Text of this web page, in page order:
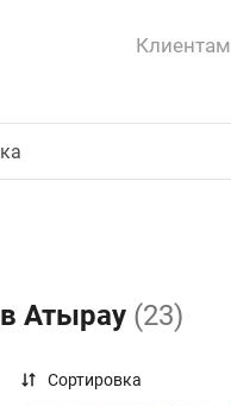
Клиентам
Атырау (23)
Сортировка